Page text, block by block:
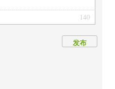
140
发布